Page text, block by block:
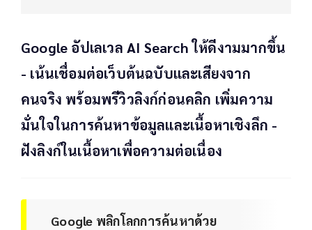
Google อัปเลเวล AI Search ให้ดีงามมากขึ้น
- เน้นเชื่อมต่อเว็บต้นฉบับและเสียงจาก
คนจริง พร้อมพรีวิวลิงก์ก่อนคลิก เพิ่มความ
มั่นใจในการค้นหาข้อมูลและเนื้อหาเชิงลึก -
ฝังลิงก์ในเนื้อหาเพื่อความต่อเนื่อง
Google พลิกโลกการค้นหาด้วย